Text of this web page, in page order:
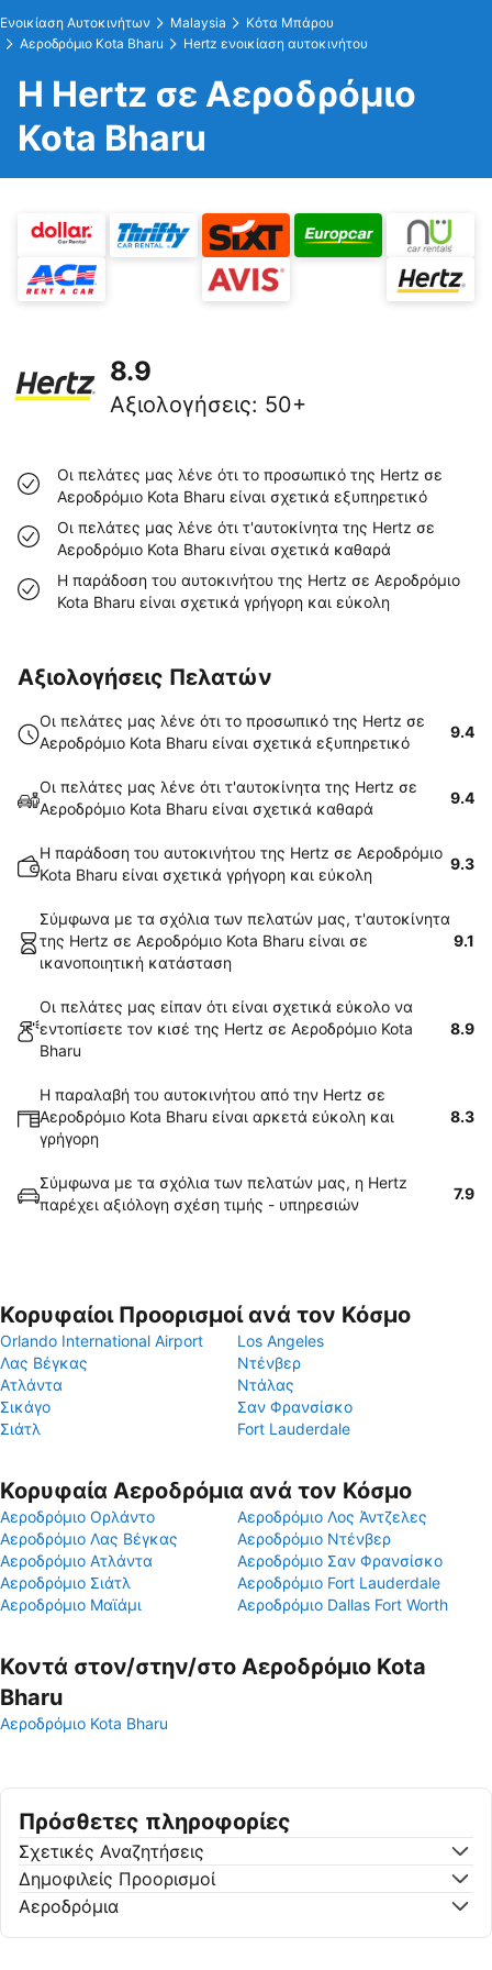
Ενοικίαση Αυτοκινήτων Malaysia
Κότα Μπάρου
Αεροδρόμιο Kota Bharu
Hertz ενοικίαση αυτοκινήτου
Η Hertz σε Αεροδρόμιο
Kota Bharu
8.9
Αξιολογήσεις: 50+
Οι πελάτες μας λένε ότι το προσωπικό της Hertz σε
Αεροδρόμιο Kota Bharu είναι σχετικά εξυπηρετικό
Οι πελάτες μας λένε ότι τ'αυτοκίνητα της Hertz σε
Αεροδρόμιο Kota Bharu είναι σχετικά καθαρά
Η παράδοση του αυτοκινήτου της Hertz σε Αεροδρόμιο
Kota Bharu είναι σχετικά γρήγορη και εύκολη
Αξιολογήσεις Πελατών
Οι πελάτες μας λένε ότι το προσωπικό της Hertz σε
Αεροδρόμιο Kota Bharu είναι σχετικά εξυπηρετικό
9.4
Οι πελάτες μας λένε ότι τ'αυτοκίνητα της Hertz σε
Αεροδρόμιο Kota Bharu είναι σχετικά καθαρά
9.4
Η παράδοση του αυτοκινήτου της Hertz σε Αεροδρόμιο
Kota Bharu είναι σχετικά γρήγορη και εύκολη
9.3
Σύμφωνα με τα σχόλια των πελατών μας, τ'αυτοκίνητα
της Hertz σε Αεροδρόμιο Kota Bharu είναι σε
ικανοποιητική κατάσταση
9.1
Οι πελάτες μας είπαν ότι είναι σχετικά εύκολο να
εντοπίσετε τον κισέ της Hertz σε Αεροδρόμιο Kota
Bharu
8.9
Η παραλαβή του αυτοκινήτου από την Hertz σε
Αεροδρόμιο Kota Bharu είναι αρκετά εύκολη και
γρήγορη
8.3
Σύμφωνα με τα σχόλια των πελατών μας, η Hertz
παρέχει αξιόλογη σχέση τιμής - υπηρεσιών
7.9
Κορυφαίοι Προορισμοί ανά τον Κόσμο
Orlando International Airport
Los Angeles
Λας Βέγκας
Ντένβερ
Ατλάντα
Ντάλας
Σικάγο
Σαν Φρανσίσκο
Σιάτλ
Fort Lauderdale
Κορυφαία Αεροδρόμια ανά τον Κόσμο
Αεροδρόμιο Ορλάντο
Αεροδρόμιο Λος Άντζελες
Αεροδρόμιο Λας Βέγκας
Αεροδρόμιο Ντένβερ
Αεροδρόμιο Ατλάντα
Αεροδρόμιο Σαν Φρανσίσκο
Αεροδρόμιο Σιάτλ
Αεροδρόμιο Fort Lauderdale
Αεροδρόμιο Μαϊάμι
Αεροδρόμιο Dallas Fort Worth
Κοντά στον/στην/στο Αεροδρόμιο Kota
Bharu
Αεροδρόμιο Kota Bharu
Πρόσθετες πληροφορίες
Σχετικές Αναζητήσεις
Δημοφιλείς Προορισμοί
Αεροδρόμια